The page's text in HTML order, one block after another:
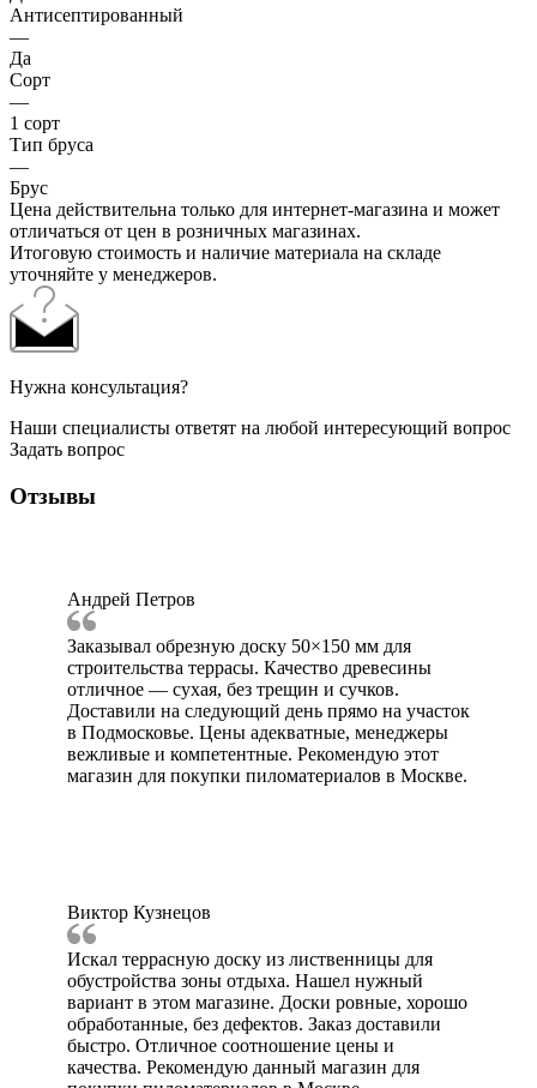
Антисептированный
—
Да
Сорт
—
1 сорт
Тип бруса
—
Брус
Цена действительна только для интернет-магазина и может
отличаться от цен в розничных магазинах.
Итоговую стоимость и наличие материала на складе
уточняйте у менеджеров.
Нужна консультация?
Наши специалисты ответят на любой интересующий вопрос
Задать вопрос
Отзывы
Андрей Петров
Заказывал обрезную доску 50×150 мм для
строительства террасы. Качество древесины
отличное — сухая, без трещин и сучков.
Доставили на следующий день прямо на участок
в Подмосковье. Цены адекватные, менеджеры
вежливые и компетентные. Рекомендую этот
магазин для покупки пиломатериалов в Москве.
Виктор Кузнецов
Искал террасную доску из лиственницы для
обустройства зоны отдыха. Нашел нужный
вариант в этом магазине. Доски ровные, хорошо
обработанные, без дефектов. Заказ доставили
быстро. Отличное соотношение цены и
качества. Рекомендую данный магазин для